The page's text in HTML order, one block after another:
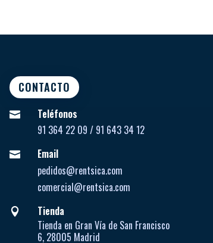
CONTACTO

Teléfonos
91 364 22 09 / 91 643 34 12

Email
pedidos@rentsica.com
comercial@rentsica.com

Tienda
Tienda en Gran Vía de San Francisco
6, 28005 Madrid